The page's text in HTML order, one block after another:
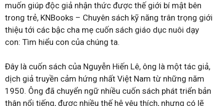
muốn giúp độc giả nhận thức được thế giới bí mật bên
trong trẻ, KNBooks – Chuyên sách kỹ năng trân trọng giới
thiệu tới các bậc cha mẹ cuốn sách giáo dục nuôi dạy
con: Tìm hiểu con của chúng ta.
Đây là cuốn sách của Nguyễn Hiến Lê, ông là một tác giả,
dịch giả truyền cảm hứng nhất Việt Nam từ những năm
1950. Ông đã chuyển ngữ nhiều cuốn sách phát triển bản
thân nổi tiếng, được nhiều thế hệ yêu thích, nhưng có lẽ